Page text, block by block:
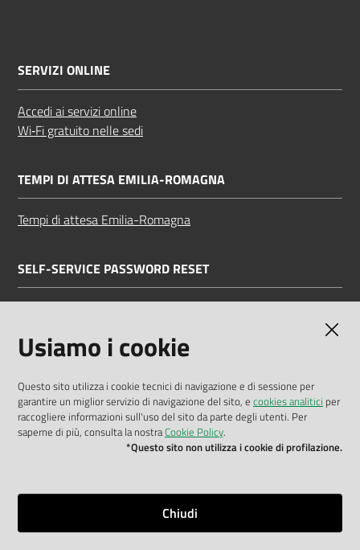
SERVIZI ONLINE
Accedi ai servizi online
Wi‑Fi gratuito nelle sedi
TEMPI DI ATTESA EMILIA-ROMAGNA
Tempi di attesa Emilia-Romagna
SELF-SERVICE PASSWORD RESET
Dichiarazione di accessibilità
Privacy policy
Mappa del sito
Usiamo i cookie
Questo sito utilizza i cookie tecnici di navigazione e di sessione per
garantire un miglior servizio di navigazione del sito, e cookies analitici per
raccogliere informazioni sull'uso del sito da parte degli utenti. Per
saperne di più, consulta la nostraCookie Policy.
*Questo sito non utilizza i cookie di profilazione.
Chiudi